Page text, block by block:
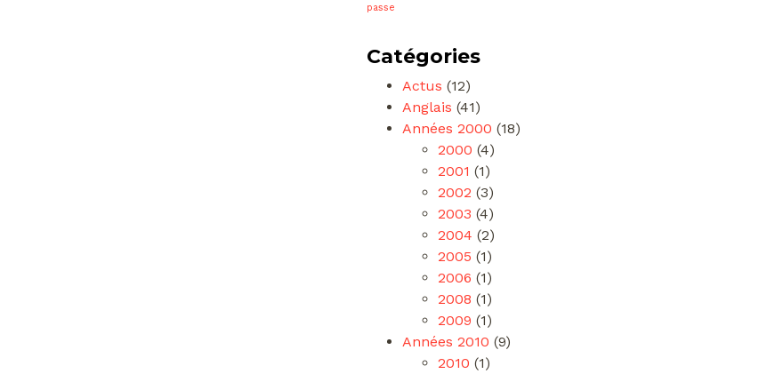
passe
Catégories
Actus (12)
Anglais (41)
Années 2000 (18)
2000 (4)
2001 (1)
2002 (3)
2003 (4)
2004 (2)
2005 (1)
2006 (1)
2008 (1)
2009 (1)
Années 2010 (9)
2010 (1)